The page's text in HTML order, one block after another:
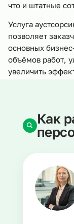
что и штатные
Услуга
позволяет
основных
объёмов работ,
увеличить
Как